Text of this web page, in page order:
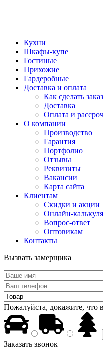
Кухни
Шкафы-купе
Гостиные
Прихожие
Гардеробные
Доставка и оплата
Как сделать заказ
Доставка
Оплата и
О компании
Производство
Гарантия
Портфолио
Отзывы
Реквизиты
Вакансии
Карта сайта
Клиентам
Скидки и акции
Онлайн-
Вопрос-ответ
Оптовикам
Контакты
Вызвать замерщика
Пожалуйста, докажите, что
Заказать звонок